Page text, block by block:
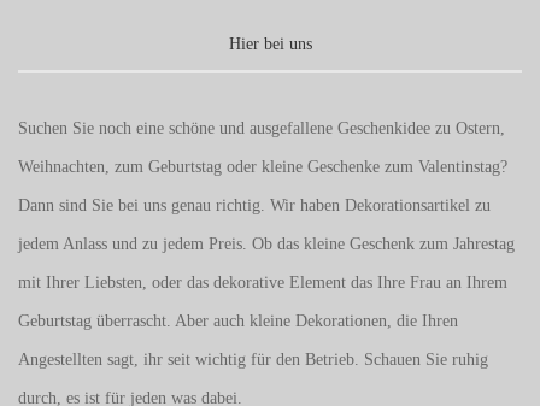
Hier bei uns
Suchen Sie noch eine schöne und ausgefallene Geschenkidee zu Ostern,
Weihnachten, zum Geburtstag oder kleine Geschenke zum Valentinstag?
Dann sind Sie bei uns genau richtig. Wir haben Dekorationsartikel zu
jedem Anlass und zu jedem Preis. Ob das kleine Geschenk zum Jahrestag
mit Ihrer Liebsten, oder das dekorative Element das Ihre Frau an Ihrem
Geburtstag überrascht. Aber auch kleine Dekorationen, die Ihren
Angestellten sagt, ihr seit wichtig für den Betrieb. Schauen Sie ruhig
durch, es ist für jeden was dabei.